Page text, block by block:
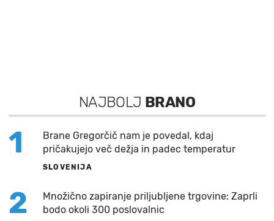
NAJBOLJ BRANO
1
Brane Gregorčič nam je povedal, kdaj
pričakujejo več dežja in padec temperatur
SLOVENIJA
2
Množično zapiranje priljubljene trgovine: Zaprli
bodo okoli 300 poslovalnic